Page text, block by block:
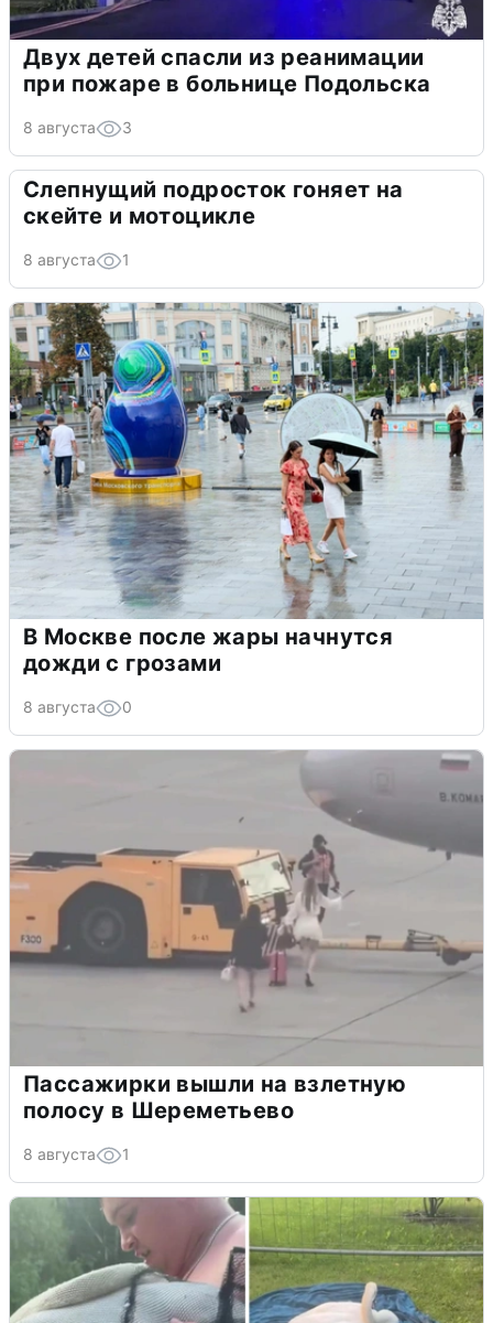
Двух детей спасли из реанимации
при пожаре в больнице Подольска
8 августа 3
Слепнущий подросток гоняет на
скейте и мотоцикле
8 августа 1
В Москве после жары начнутся
дожди с грозами
8 августа 0
Пассажирки вышли на взлетную
полосу в Шереметьево
8 августа 1